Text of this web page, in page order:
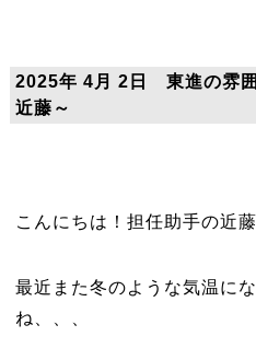
2025年 4月 2日 東進の雰
近藤～
こんにちは！担任助手の近藤
最近また冬のような気温に
ね、、、